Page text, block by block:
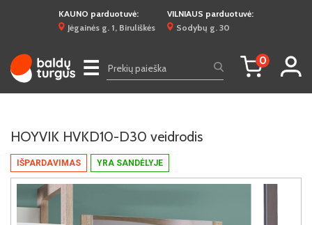
KAUNO parduotuvė:
Jėgainės g. 1, Biruliškės
VILNIAUS parduotuvė:
Sodybų g. 30
☰ 0
IŠPARDAVIMAS YRA SANDĖLYJE
HOYVIK HVKD10-D30 veidrodis